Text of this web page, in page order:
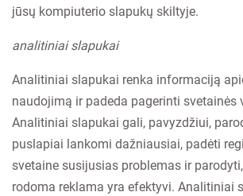
jūsų kompiuterio slapukų skiltyje.
analitiniai slapukai
Analitiniai slapukai renka informaciją
naudojimą ir padeda pagerinti svetainės
Analitiniai slapukai gali, pavyzdžiui,
puslapiai lankomi dažniausiai, padėti
svetaine susijusias problemas ir
rodoma reklama yra efektyvi. Analitiniai